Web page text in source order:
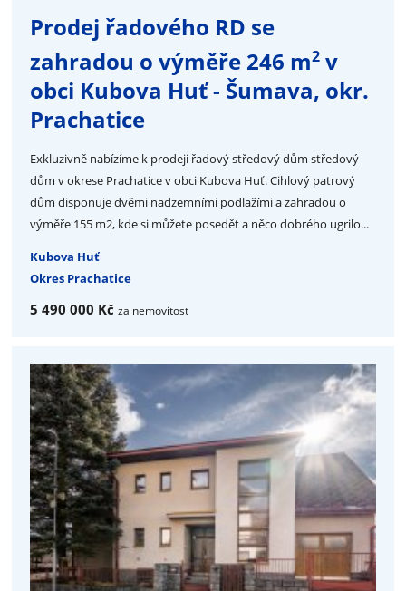
Prodej řadového RD se
zahradou o výměře 246 m2v
obci Kubova Huť - Šumava, okr.
Prachatice
Exkluzivně nabízíme k prodeji řadový středový dům středový
dům v okrese Prachatice v obci Kubova Huť. Cihlový patrový
dům disponuje dvěmi nadzemními podlažími a zahradou o
výměře 155 m2, kde si můžete posedět a něco dobrého ugrilo...
Kubova Huť
Okres Prachatice
5 490 000 Kč za nemovitost